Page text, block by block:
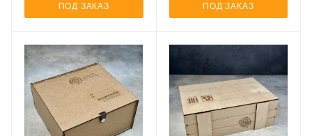
ПОД ЗАКАЗ ПОД ЗАКАЗ